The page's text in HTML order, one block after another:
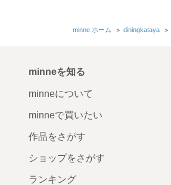
minne ホーム ＞ diningkataya ＞
minneを知る
minneについて
minneで買いたい
作品をさがす
ショップをさがす
ランキング